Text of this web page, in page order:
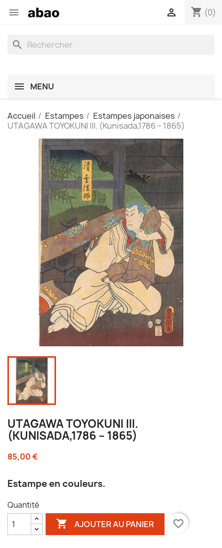
 shopping_cart (0)

search
MENU
Accueil Estampes
Estampes japonaises
UTAGAWA TOYOKUNI III. (Kunisada,1786 – 1865)
UTAGAWA TOYOKUNI III.
(KUNISADA,1786 – 1865)
85,00 €
Estampe en couleurs.
Quantité
 AJOUTER AU PANIER favorite_border